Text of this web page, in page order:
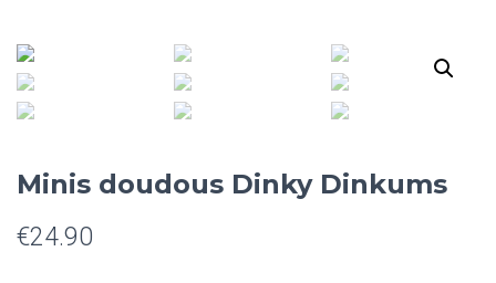
Minis doudous Dinky Dinkums
€24.90